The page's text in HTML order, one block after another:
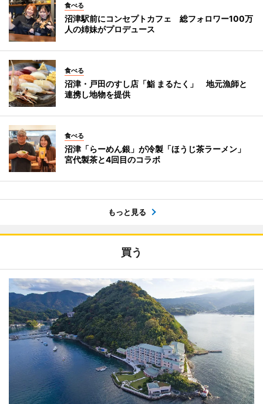
食べる
沼津駅前にコンセプトカフェ 総フォロワー100万
人の姉妹がプロデュース
食べる
沼津・戸田のすし店「鮨 まるたく」 地元漁師と
連携し地物を提供
食べる
沼津「らーめん銀」が冷製「ほうじ茶ラーメン」
宮代製茶と4回目のコラボ
もっと見る
買う